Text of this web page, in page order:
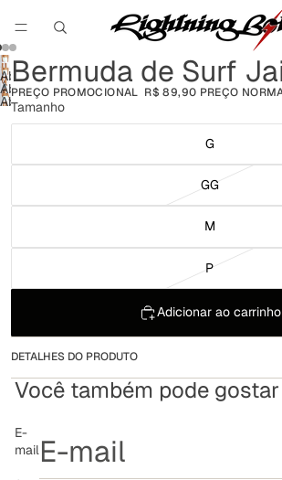
Abrir
imagem
em
tela
Abrir
imagem
em
Abrir
cheia
Bermuda de Surf
PREÇO PROMOCIONAL R$ 89,90 PREÇO
Tamanho
G
GG
M
P
Adicionar ao carrinho
DETALHES DO PRODUTO
Você também pode gostar
E-
mail
Política de privacidade